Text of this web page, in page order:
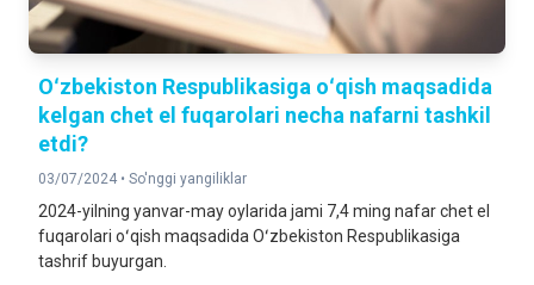
Oʻzbekiston Respublikasiga oʻqish maqsadida
kelgan chet el fuqarolari necha nafarni tashkil
etdi?
03/07/2024 • So'nggi yangiliklar
2024-yilning yanvar-may oylarida jami 7,4 ming nafar chet el
fuqarolari oʻqish maqsadida Oʻzbekiston Respublikasiga
tashrif buyurgan.